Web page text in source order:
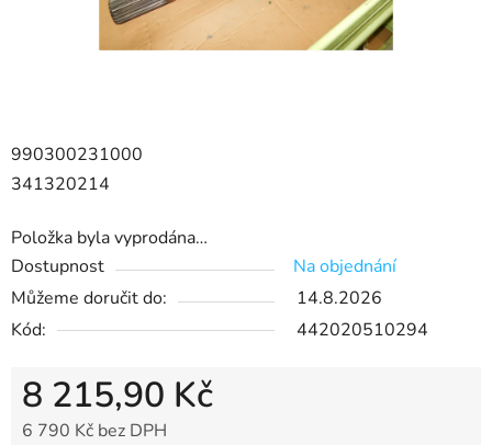
990300231000
341320214
Položka byla vyprodána…
Dostupnost
Na objednání
Můžeme doručit do:
14.8.2026
Kód:
442020510294
8 215,90 Kč
6 790 Kč bez DPH